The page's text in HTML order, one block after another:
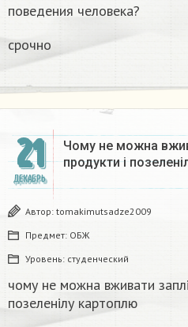
поведения человека?
срочно
21
ДЕКАБРЬ
Чому не можна
продукти і
Автор: tomakimutsadze2009
Предмет: ОБЖ
Уровень: студенческий
чому не можна вживати
позеленілу картоплю